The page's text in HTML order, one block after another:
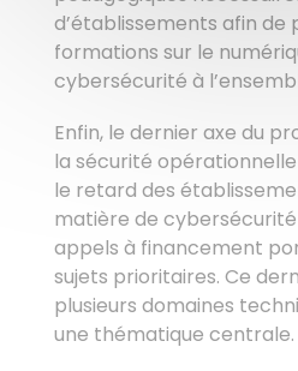
d’établissements afin de
formations sur le
cybersécurité à
Enfin, le dernier axe du
la sécurité
le retard des
matière de
appels à financement
sujets prioritaires. Ce
plusieurs domaines
une thématique centrale.